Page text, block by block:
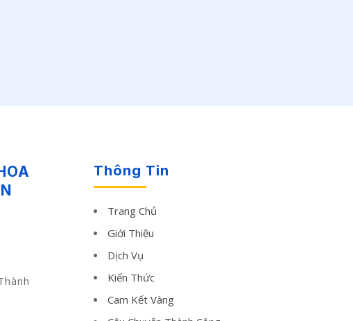
Thông Tin
Trang Chủ
Giới Thiệu
Dịch Vụ
Kiến Thức
Cam Kết Vàng